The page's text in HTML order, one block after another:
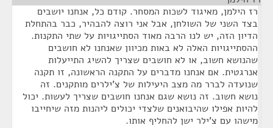
רז הילמן, מאיגוד לשכות המסחר. קודם כל, אנחנו יושבים
בצד השני של השולחן, אבל אני רוצה להבהיר, כבר בהתחלת
הדיון הזה, יש לנו הרבה מאוד הסתייגויות על שתי התקנות.
ההסתייגויות האלה לא באות מכיוון שאנחנו לא חושבים
שהנושא חשוב, או לא חושבים שצריך להשיג התייעלות
אנרגטית. אם אנחנו מדברים על התקנה הראשונה, זו תקנה
שנועדה לברר מה מצב היעילות של צ'ילרים מותקנים. זה
נושא חשוב. זה נושא שגם אנחנו חושבים שצריך לעשות. יכול
להיות אפילו שהיבואנים שלצדי יכולים ליהנות מזה שיחייבו
מישהו עם צ'ילר ישן להחליף אותו.